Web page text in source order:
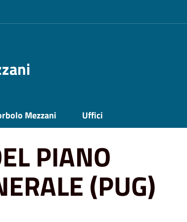
Mezzani Uffici
GENERALE (PUG)
PIANO
(PUG)